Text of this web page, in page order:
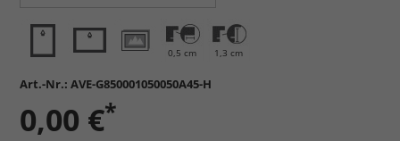
0,5 cm 1,3 cm
Art.-Nr.: AVE-G850001050050A45-H
0,00 €*